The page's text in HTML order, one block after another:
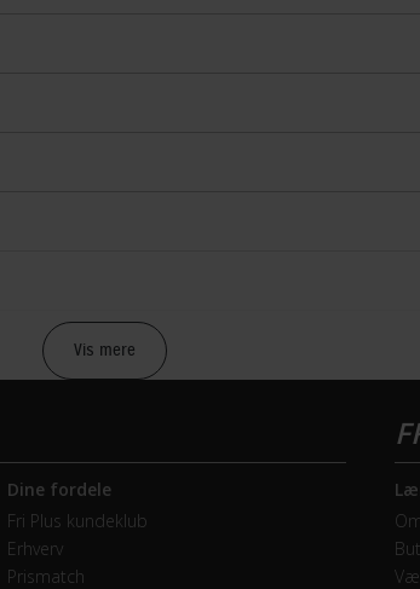
Vis mere
Dine fordele
Fri Plus kundeklub
Erhverv
Prismatch